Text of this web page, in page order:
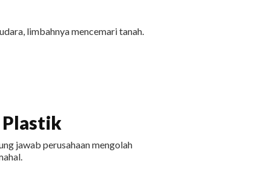
limbahnya mencemari tanah.
Plastik
jawab perusahaan mengolah